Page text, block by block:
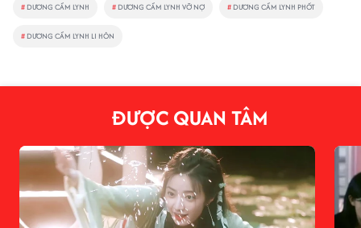
# DƯƠNG CẨM LYNH # DƯƠNG CẨM LYNH VỠ NỢ # DƯƠNG CẨM LYNH PHỐT
# DƯƠNG CẨM LYNH LI HÔN
ĐƯỢC QUAN TÂM